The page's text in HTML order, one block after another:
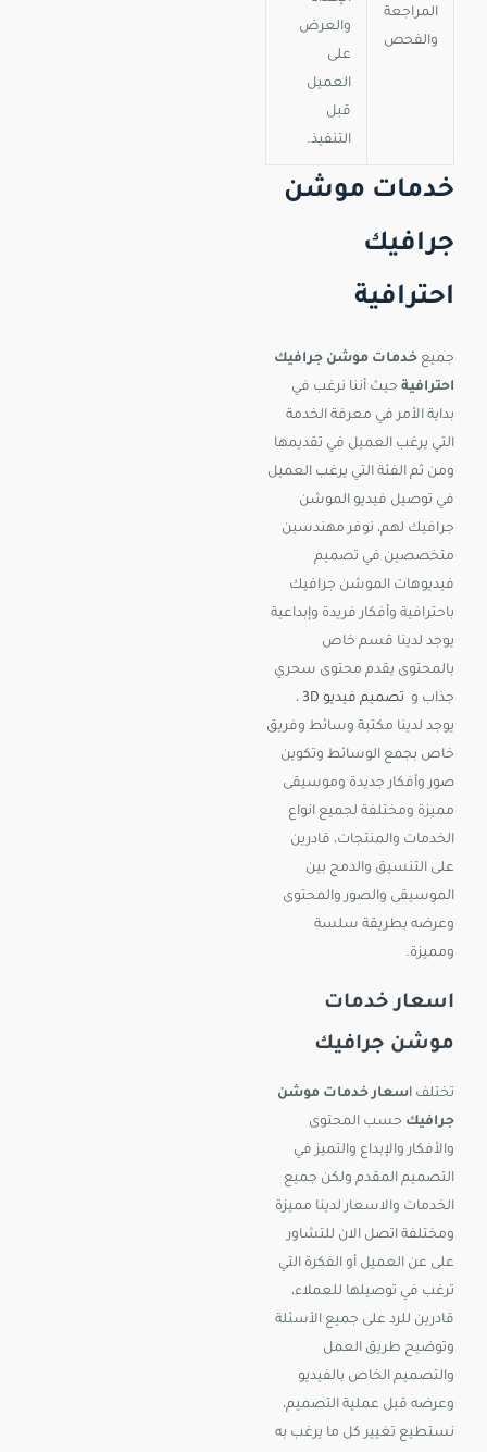
المراجعة
والفحص
والعرض
على
العميل
قبل
التنفيذ.
خدمات موشن
جرافيك
احترافية
جميع خدمات موشن جرافيك
احترافية حيث أننا نرغب في
بداية الأمر في معرفة الخدمة
التي يرغب العميل في تقديمها
ومن ثم الفئة التي يرغب العميل
في توصيل فيديو الموشن
جرافيك لهم، نوفر مهندسين
متخصصين في تصميم
فيديوهات الموشن جرافيك
باحترافية وأفكار فريدة وإبداعية
يوجد لدينا قسم خاص
بالمحتوى يقدم محتوى سحري
جذاب و تصميم فيديو 3D
،
يوجد لدينا مكتبة وسائط وفريق
خاص بجمع الوسائط وتكوين
صور وأفكار جديدة وموسيقى
مميزة ومختلفة لجميع انواع
الخدمات والمنتجات، قادرين
على التنسيق والدمج بين
الموسيقى والصور والمحتوى
وعرضه بطريقة سلسة
ومميزة.
اسعار خدمات
موشن جرافيك
تختلف اسعار خدمات موشن
جرافيك حسب المحتوى
والأفكار والإبداع والتميز في
التصميم المقدم ولكن جميع
الخدمات والاسعار لدينا مميزة
ومختلفة اتصل الان للتشاور
على عن العميل أو الفكرة التي
ترغب في توصيلها للعملاء،
قادرين للرد على جميع الأسئلة
وتوضيح طريق العمل
والتصميم الخاص بالفيديو
وعرضه قبل عملية التصميم،
نستطيع تغيير كل ما يرغب به